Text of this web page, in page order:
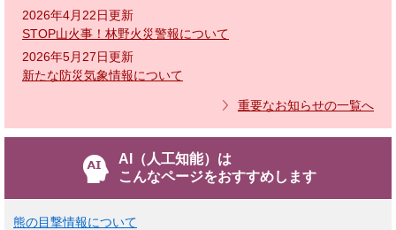
2026年4月22日更新
STOP山火事！林野火災警報について
2026年5月27日更新
新たな防災気象情報について
重要なお知らせの一覧へ
AI（人工知能）は
こんなページをおすすめします
熊の目撃情報について